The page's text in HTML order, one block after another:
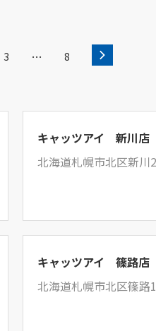
3 … 8
キャッツアイ 新川店
北海道札幌市北区新川
キャッツアイ 篠路店
北海道札幌市北区篠路